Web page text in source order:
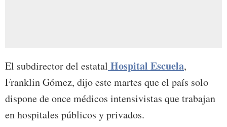
El subdirector del estatal Hospital Escuela,
Franklin Gómez, dijo este martes que el país solo
dispone de once médicos intensivistas que trabajan
en hospitales públicos y privados.